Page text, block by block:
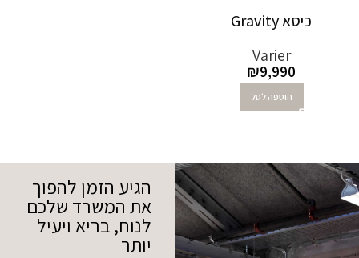
כיסא Gravity
Varier
₪9,990
הוספה לסל
הגיע הזמן להפוך
את המשרד שלכם
לנוח, בריא ויעיל
יותר